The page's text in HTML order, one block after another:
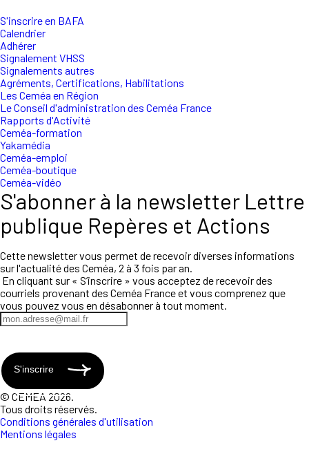
S'inscrire en BAFA
Calendrier
Adhérer
Signalement VHSS
Signalements autres
Agréments, Certifications, Habilitations
Les Ceméa en Région
Le Conseil d'administration des Ceméa France
Rapports d'Activité
Ceméa-formation
Yakamédia
Ceméa-emploi
Ceméa-boutique
Ceméa-vidéo
S'abonner à la newsletter Lettre
publique Repères et Actions
Cette newsletter vous permet de recevoir diverses informations
sur l'actualité des Ceméa, 2 à 3 fois par an.
En cliquant sur « S’inscrire » vous acceptez de recevoir des
courriels provenant des Ceméa France et vous comprenez que
vous pouvez vous en désabonner à tout moment.
S'inscrire
© CEMEA 2026.
Tous droits réservés.
Conditions générales d'utilisation
Mentions légales